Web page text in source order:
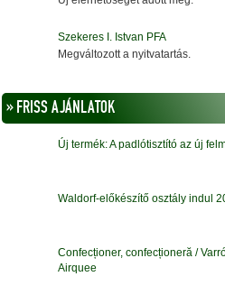
Szekeres I. Istvan PFA
Megváltozott a nyitvatartás.
» FRISS AJÁNLATOK
Új termék: A padlótisztító az új
Waldorf-előkészítő osztály indul
Confecționer, confecționeră /
Airquee